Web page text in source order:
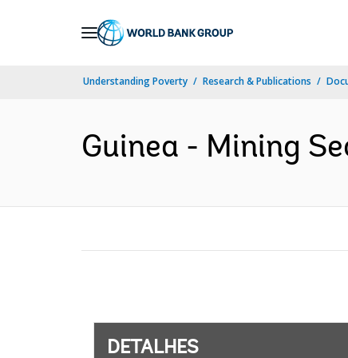
Understanding Poverty Research & Publications
Guinea - Mining
DETALHES